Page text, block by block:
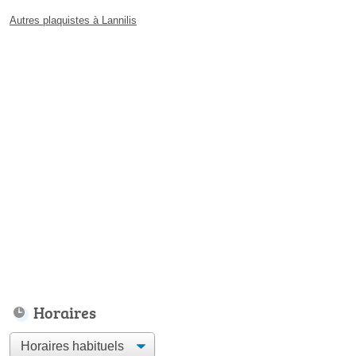
Autres plaquistes à Lannilis
Horaires